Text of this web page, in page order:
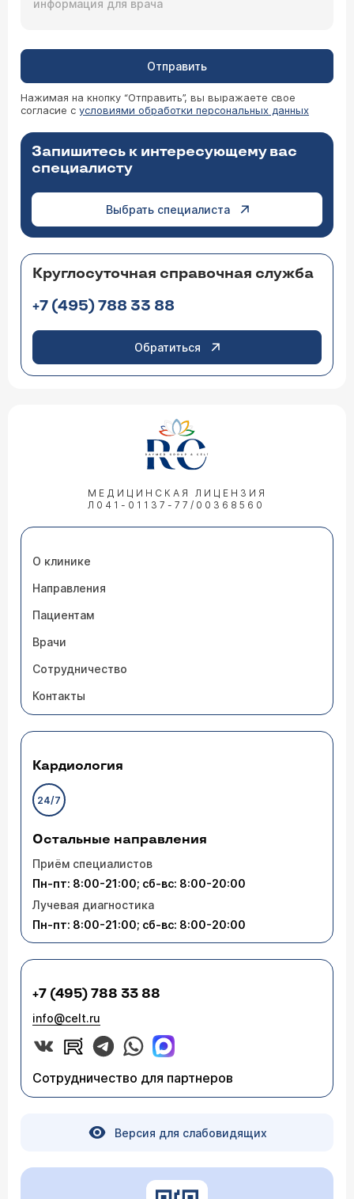
Отправить
Нажимая на кнопку “Отправить”, вы выражаете свое
согласие с условиями обработки персональных данных
Запишитесь к интересующему вас
специалисту
Выбрать специалиста
Круглосуточная справочная служба
+7 (495) 788 33 88
Обратиться
МЕДИЦИНСКАЯ ЛИЦЕНЗИЯ
Л041-01137-77/00368560
О клинике
Направления
Пациентам
Врачи
Сотрудничество
Контакты
Кардиология
24/7
Остальные направления
Приём специалистов
Пн-пт: 8:00-21:00; сб-вс: 8:00-20:00
Лучевая диагностика
Пн-пт: 8:00-21:00; сб-вс: 8:00-20:00
+7 (495) 788 33 88
info@celt.ru
Сотрудничество для партнеров
Версия для слабовидящих